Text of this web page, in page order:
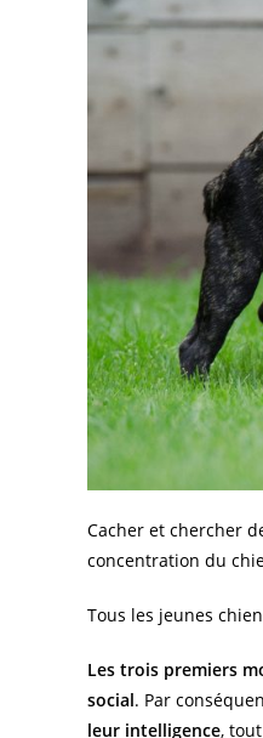
Cacher et chercher
concentration du
Tous les jeunes
Les trois premiers
social. Par
leur intelligence,